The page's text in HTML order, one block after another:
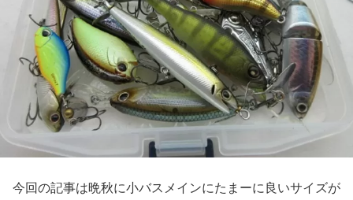
今回の記事は晩秋に小バスメインにたまーに良いサイズが